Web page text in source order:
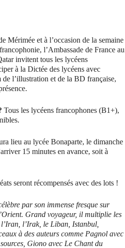
Mérimée et à l’occasion de la semaine
l’Ambassade de France au
invitent tous les lycéens
à la Dictée des lycéens avec
de l’illustration et de la BD française,
Tous les lycéens francophones (B1+),
lieu au lycée Bonaparte, le dimanche
15 minutes en avance, soit à
seront récompensés avec des lots !
par son immense fresque sur
Grand voyageur, il multiplie les
l’Irak, le Liban, Istanbul,
à des auteurs comme Pagnol avec
Giono avec Le Chant du